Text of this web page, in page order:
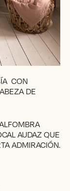
CON
DE
AUDAZ QUE
ADMIRACIÓN.